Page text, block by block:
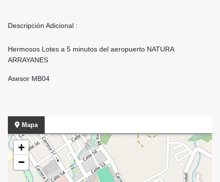
Descripción Adicional :
Hermosos Lotes a 5 minutos del aeropuerto NATURA
ARRAYANES
Asesor MB04
Mapa
+
−